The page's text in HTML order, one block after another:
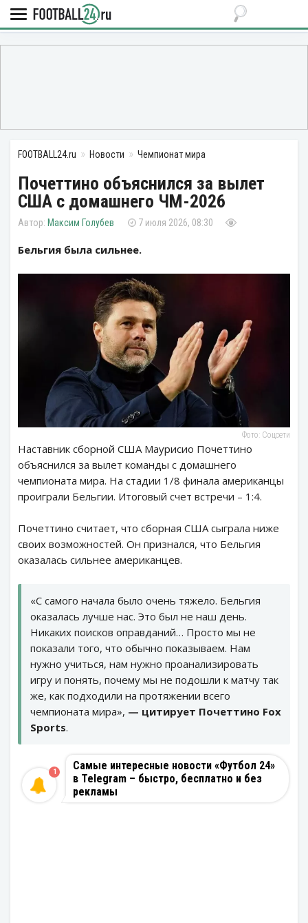
FOOTBALL24.ru Новости Чемпионат мира
Почеттино объяснился за вылет
США с домашнего ЧМ-2026
Максим Голубев 7 июля 2026, 08:30
Бельгия была сильнее.
Фото: Соцсети
Наставник сборной США Маурисио Почеттино
объяснился за вылет команды с домашнего
чемпионата мира. На стадии 1/8 финала американцы
проиграли Бельгии. Итоговый счет встречи – 1:4.
Почеттино считает, что сборная США сыграла ниже
своих возможностей. Он признался, что Бельгия
оказалась сильнее американцев.
«С самого начала было очень тяжело. Бельгия
оказалась лучше нас. Это был не наш день.
Никаких поисков оправданий… Просто мы не
показали того, что обычно показываем. Нам
нужно учиться, нам нужно проанализировать
игру и понять, почему мы не подошли к матчу так
же, как подходили на протяжении всего
чемпионата мира», — цитирует Почеттино Fox
Sports.
Самые интересные новости «Футбол 24»
в Telegram – быстро, бесплатно и без
рекламы
1